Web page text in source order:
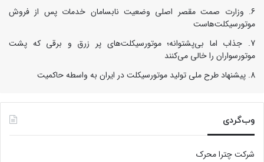
وزارت صمت مقصر اصلی وضعیت نابسامان خدمات پس از فروش
موتورسیکلت‌هاست
جذاب اما بی‌پشتوانه؛ موتورسیکلت‌های پر زرق‌ و برقی که پشت
موتورسواران را خالی می‌کنند
پیشنهاد طرح ملی تولید موتورسیکلت در ایران به واسطه حاکمیت
وب‌گردی
شرکت چترا محرک